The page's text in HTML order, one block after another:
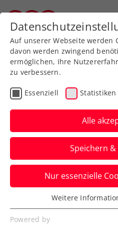
Zurück zur
ATP
Der neue
ÖTV-
Podcast:
Christian Drastil
Österreichs Top 10 im
Auf unserer Webseite werden
davon werden zwingend
ermöglichen, Ihre
zu verbessern.
Essenziell Statistiken
Alle
Speichern
Nur essenzielle
Essenziell
Essenzielle Cookies werden
Weitere
Powered by